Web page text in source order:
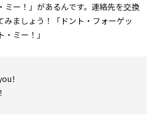
ミー！」があるんです。連絡先を交換
みましょう！「ドント・フォーゲッ
ミー！」